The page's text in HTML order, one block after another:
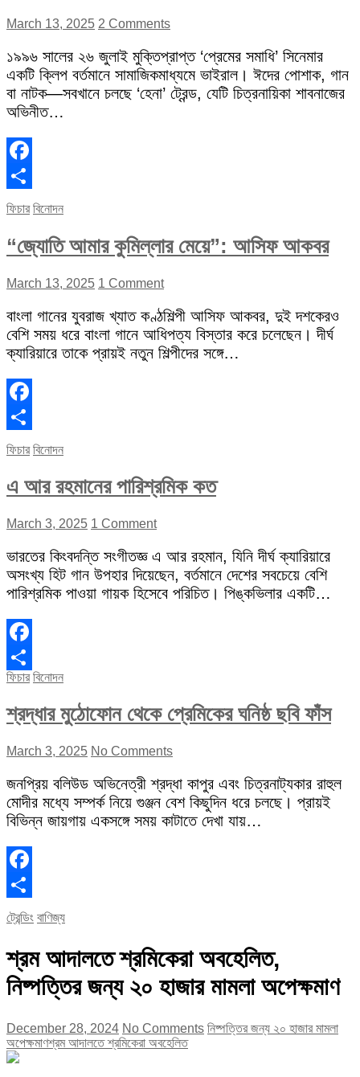
March 13, 2025 2 Comments
১৯৯৬ সালের ২৬ জুলাই মুক্তিপ্রাপ্ত ‘প্রেমের সমাধি’ সিনেমার
একটি ক্লিপ বর্তমানে সামাজিকমাধ্যমে ভাইরাল। ঈদের পোশাক, গান
বা নাটক—সবখানে চলছে ‘হেনা’ ট্রেন্ড, যেটি চিত্রনায়িকা শাবনাজের
অভিনীত…
Facebook
Share
ফিচার বিনোদন
“জ্যোতি আমার কুমিল্লার মেয়ে”: আসিফ আকবর
March 13, 2025 1 Comment
বাংলা গানের যুবরাজ খ্যাত কণ্ঠশিল্পী আসিফ আকবর, দুই দশকেরও
বেশি সময় ধরে বাংলা গানে আধিপত্য বিস্তার করে চলেছেন। দীর্ঘ
ক্যারিয়ারে তাকে প্রায়ই নতুন শিল্পীদের সঙ্গে…
Facebook
Share
ফিচার বিনোদন
এ আর রহমানের পারিশ্রমিক কত
March 3, 2025 1 Comment
ভারতের কিংবদন্তি সংগীতজ্ঞ এ আর রহমান, যিনি দীর্ঘ ক্যারিয়ারে
অসংখ্য হিট গান উপহার দিয়েছেন, বর্তমানে দেশের সবচেয়ে বেশি
পারিশ্রমিক পাওয়া গায়ক হিসেবে পরিচিত। পিঙ্কভিলার একটি…
Facebook
Share
ফিচার বিনোদন
শ্রদ্ধার মুঠোফোন থেকে প্রেমিকের ঘনিষ্ঠ ছবি ফাঁস
March 3, 2025 No Comments
জনপ্রিয় বলিউড অভিনেত্রী শ্রদ্ধা কাপুর এবং চিত্রনাট্যকার রাহুল
মোদীর মধ্যে সম্পর্ক নিয়ে গুঞ্জন বেশ কিছুদিন ধরে চলছে। প্রায়ই
বিভিন্ন জায়গায় একসঙ্গে সময় কাটাতে দেখা যায়…
Facebook
Share
ট্রেন্ডিং বাণিজ্য
শ্রম আদালতে শ্রমিকেরা অবহেলিত,
নিষ্পত্তির জন্য ২০ হাজার মামলা অপেক্ষমাণ
December 28, 2024 No Comments নিষ্পত্তির জন্য ২০ হাজার মামলা
অপেক্ষমাণশ্রম আদালতে শ্রমিকেরা অবহেলিত